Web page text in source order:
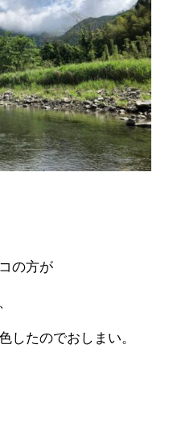
の方が
したのでおしまい。